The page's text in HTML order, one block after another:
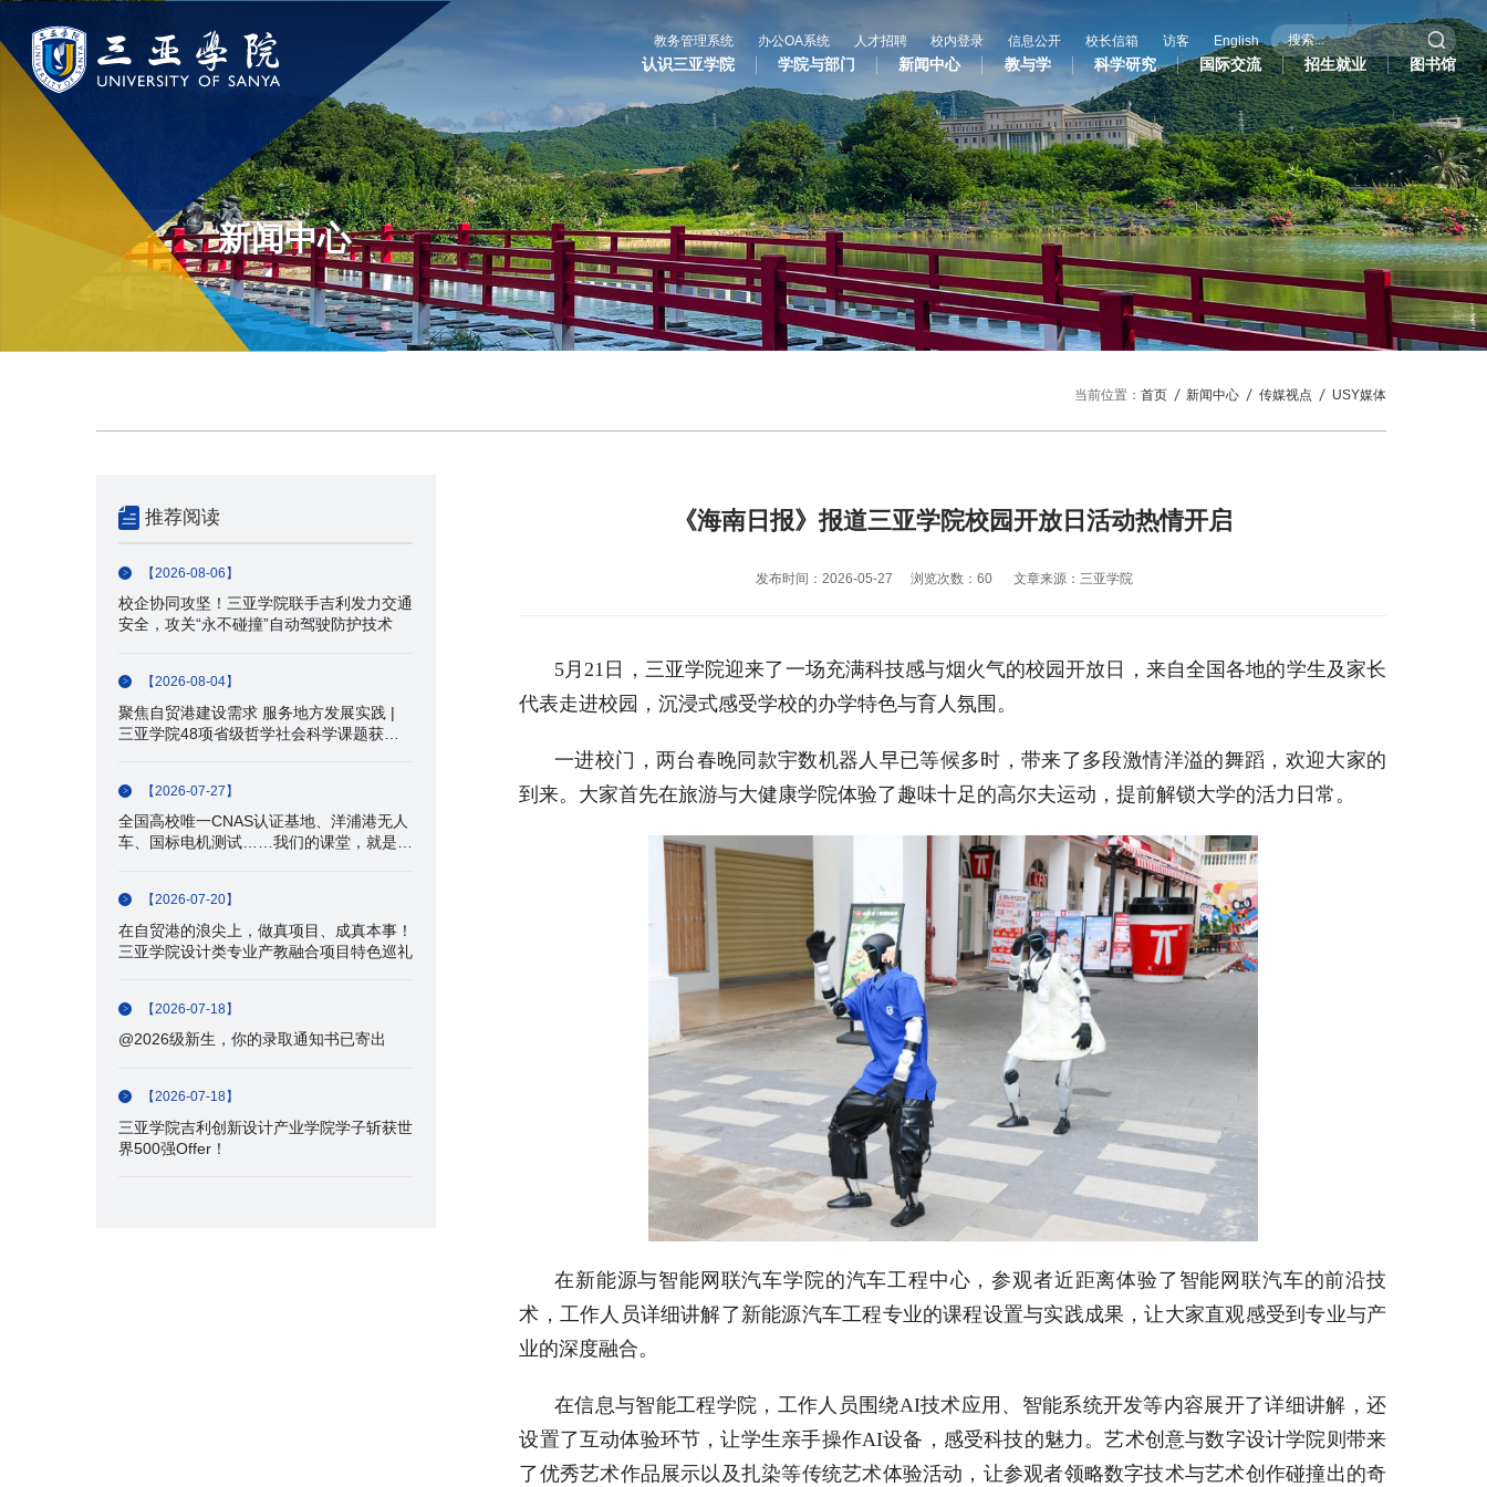
教务管理系统 办公OA系统 人才招聘 校内登录 信息公开 校长信箱 访客 English
认识三亚学院 学院与部门 新闻中心 教与学 科学研究 国际交流 招生就业 图书馆
认识三亚学院
校风与校训
校园风景
学院与部门
学院
部门
新闻中心
新闻速递
传媒视点
校园地图
USY印象
教与学
专业设置
辅修专业
语言文字网
科学研究
科研平台
科研项目
科研奖项
国际交流
合作办学
国际学生
国际合作与交流处
三亚学院公共外交研究中心
招生就业
招生信息
就业服务
研究生招生
图书馆
新闻中心
当前位置： 首页 新闻中心 传媒视点 USY媒体
《海南日报》报道三亚学院校园开放日活动热情开启
发布时间：2026-05-27 浏览次数： 60 文章来源：三亚学院
5月21 日，三亚学院迎来了一场充满科技感与烟火气的校园开放日，来自全国各地的学生及家长
代表走进校园，沉浸式感受学校的办学特色与育人氛围。
一进校门，两台春晚同款宇数机器人早已等候多时，带来了多段激情洋溢的舞蹈，欢迎大家的
到来。大家首先在旅游与大健康学院体验了趣味十足的高尔夫运动，提前解锁大学的活力日常。
在新能源与智能网联汽车学院的汽车工程中心，参观者近距离体验了智能网联汽车的前沿技
术，工作人员详细讲解了新能源汽车工程专业的课程设置与实践成果，让大家直观感受到专业与产
业的深度融合。
在信息与智能工程学院，工作人员围绕AI技术应用、智能系统开发等内容展开了详细讲解，还
设置了互动体验环节，让学生亲手操作AI设备，感受科技的魅力。艺术创意与数字设计学院则带来
了优秀艺术作品展示以及扎染等传统艺术体验活动，让参观者领略数字技术与艺术创作碰撞出的奇
推荐阅读
【2026-08-06】
校企协同攻坚！三亚学院联手吉利发力交通
安全，攻关“永不碰撞”自动驾驶防护技术
【2026-08-04】
聚焦自贸港建设需求 服务地方发展实践 |
三亚学院48项省级哲学社会科学课题获批
【2026-07-27】
全国高校唯一CNAS认证基地、洋浦港无人
车、国标电机测试……我们的课堂，就是产
【2026-07-20】
在自贸港的浪尖上，做真项目、成真本事！
三亚学院设计类专业产教融合项目特色巡礼
【2026-07-18】
@2026级新生，你的录取通知书已寄出
【2026-07-18】
三亚学院吉利创新设计产业学院学子斩获世
界500强Offer！